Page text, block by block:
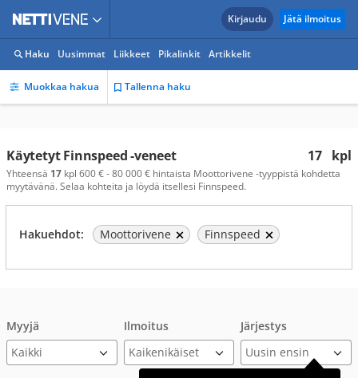
Kirjaudu Jätä ilmoitus
Haku Uusimmat Liikkeet Pikalinkit Artikkelit
Muokkaa hakua Tallenna haku
17 kpl
Käytetyt Finnspeed -veneet
Yhteensä 17 kpl 600 € - 80 000 € hintaista Moottorivene -tyyppistä kohdetta
myytävänä. Selaa kohteita ja löydä itsellesi Finnspeed.
Hakuehdot: Moottorivene Finnspeed
Myyjä Ilmoitus Järjestys